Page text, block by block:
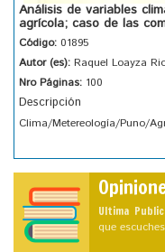
Análisis de variables
agrícola; caso de las
Código: 01895
Autor (es): Raquel Loayza
Nro Páginas: 100
Descripción
Clima/Metereología/Puno/
Ultima
que escuches